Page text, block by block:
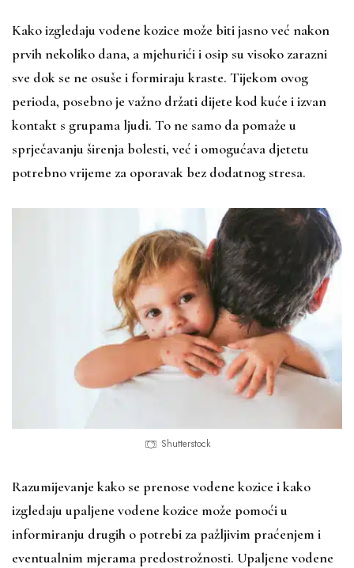
Kako izgledaju vodene kozice može biti jasno već nakon
prvih nekoliko dana, a mjehurići i osip su visoko zarazni
sve dok se ne osuše i formiraju kraste. Tijekom ovog
perioda, posebno je važno držati dijete kod kuće i izvan
kontakt s grupama ljudi. To ne samo da pomaže u
sprječavanju širenja bolesti, već i omogućava djetetu
potrebno vrijeme za oporavak bez dodatnog stresa.
Shutterstock
Razumijevanje kako se prenose vodene kozice i kako
izgledaju upaljene vodene kozice može pomoći u
informiranju drugih o potrebi za pažljivim praćenjem i
eventualnim mjerama predostrožnosti. Upaljene vodene